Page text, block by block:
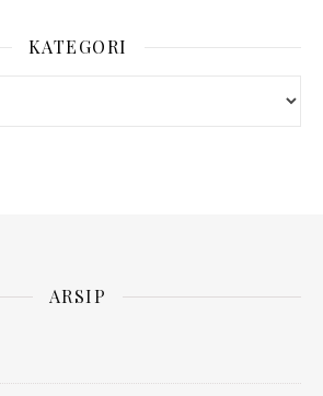
KATEGORI
ARSIP